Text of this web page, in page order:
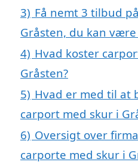
3) Få nemt 3 tilbud
Gråsten, du kan
4) Hvad koster
Gråsten?
5) Hvad er med til at
carport med skur i
6) Oversigt over
carporte med skur i